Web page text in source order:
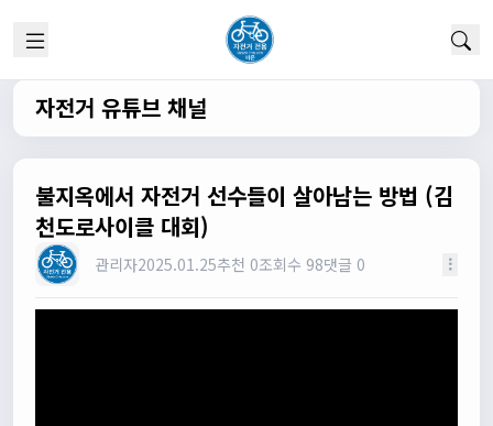
1/22/2025
채팅 신기해여
원행 13:19:45
오 채팅기능까지..
새로운 자전거 커뮤니티가 되겠네요
관리자13:26:16
모두들 환영합니다 :)
타데이포가차
식사들 하십셔
자전거 유튜브 채널
불지옥에서 자전거 선수들이 살아남는 방법 (김
천도로사이클 대회)
관리자2025.01.25추천 0조회수 98댓글 0